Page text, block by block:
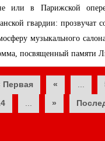
или в Парижской
гвардии: прозвучат
музыкального
посвященный памяти
Первая «
»